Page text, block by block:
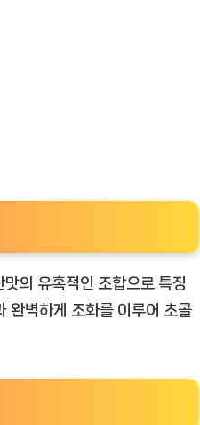
의 유혹적인 조합으로 특징
완벽하게 조화를 이루어 초콜